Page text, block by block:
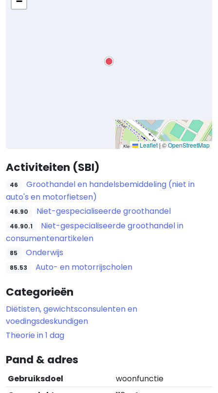
Leaflet|©OpenStreetMap
Activiteiten (SBI)
46
Groothandel en handelsbemiddeling (niet in
auto's en motorfietsen)
46.90 Niet-gespecialiseerde groothandel
46.90.1
Niet-gespecialiseerde groothandel in
consumentenartikelen
85 Onderwijs
85.53 Auto- en motorrijscholen
Categorieën
Diëtisten, gewichtsconsulenten en
voedingsdeskundigen
Theorie in 1 dag
Pand & adres
Gebruiksdoel
woonfunctie